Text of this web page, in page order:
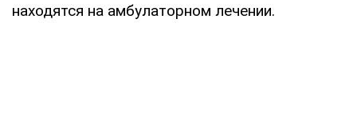
находятся на амбулаторном лечении.